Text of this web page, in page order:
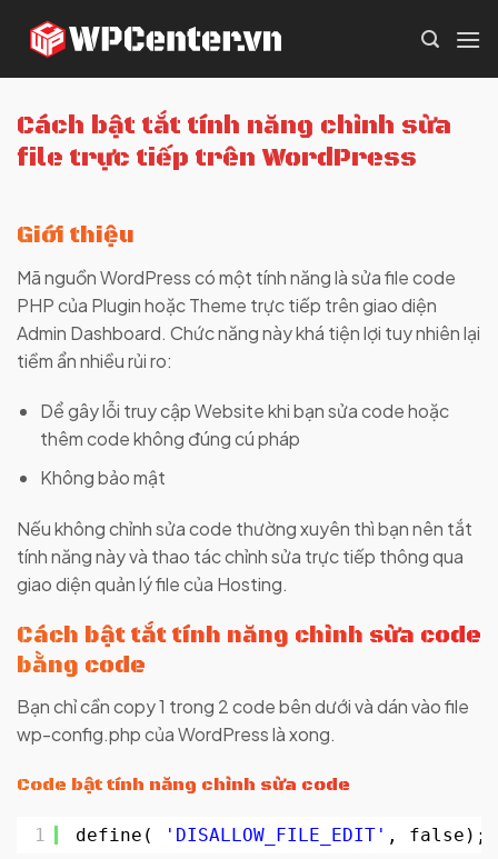
Cách bật tắt tính năng chỉnh sửa
file trực tiếp trên WordPress
Giới thiệu
Mã nguồn WordPress có một tính năng là sửa file code
PHP của Plugin hoặc Theme trực tiếp trên giao diện
Admin Dashboard. Chức năng này khá tiện lợi tuy nhiên lại
tiềm ẩn nhiều rủi ro:
Dể gây lỗi truy cập Website khi bạn sửa code hoặc
thêm code không đúng cú pháp
Không bảo mật
Nếu không chỉnh sửa code thường xuyên thì bạn nên tắt
tính năng này và thao tác chỉnh sửa trực tiếp thông qua
giao diện quản lý file của Hosting.
Cách bật tắt tính năng chỉnh sửa code
bằng code
Bạn chỉ cần copy 1 trong 2 code bên dưới và dán vào file
wp-config.php của WordPress là xong.
Code bật tính năng chỉnh sửa code
1 define( 'DISALLOW_FILE_EDIT' , false);